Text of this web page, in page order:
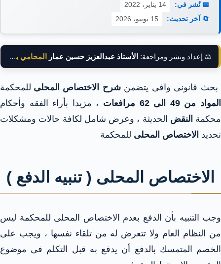
📅 نُشر في:
14 يناير، 2022
🔄 آخر تحديث:
15 يونيو، 2026
⚖️ إعداد ونشر ومراجعة: الأستاذ عبدالعزيز حسين عمار المحامي بالنقض
بحث قانونى وافى يتضمنشرح الاختصاص المحلى للمحكمة
المواد من 49 الى 62 مرافعات
، مزيدا بأراء الفقه وأحكام
محكمة النقض الحديثة ، وعرض شامل لكافة حالات ومشكلات
تحديد الاختصاص المحلى للمحكمة
الاختصاص المحلى ( تنبيه الدفع )
وجب التنبيه بأن الدفع بعدم الاختصاص المحلى للمحكمة ليس
من النظام العام ولا تتعرض له من تلقاء نفسها ، ويجب على
الخصم المتمسك بالدفع أن يدفع به قبل التكلم فى موضوع